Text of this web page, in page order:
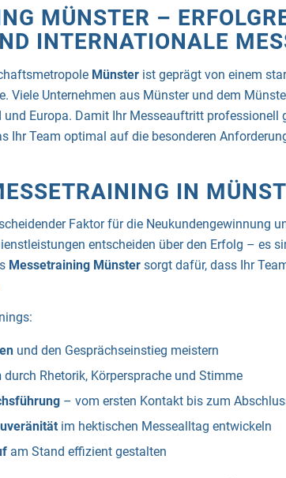
MÜNSTER –
INTERNATIONALE
Münster ist geprägt von einem
Viele Unternehmen aus Münster und dem
Europa. Damit Ihr Messeauftritt professionell
Ihr Team optimal auf die besonderen
IN
Faktor für die Neukundengewinnung
entscheiden über den Erfolg – es
Messetraining Münster sorgt dafür, dass Ihr
und den Gesprächseinstieg meistern
durch Rhetorik, Körpersprache und Stimme
– vom ersten Kontakt bis zum
im hektischen Messealltag entwickeln
am Stand effizient gestalten